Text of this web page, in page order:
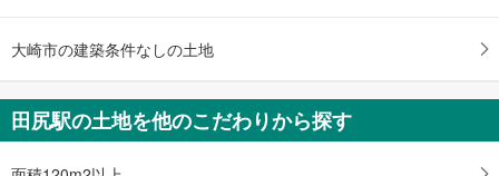
大崎市の建築条件なしの土地
田尻駅の土地を他のこだわりから探す